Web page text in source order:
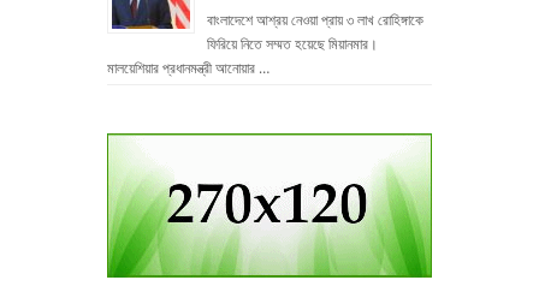
বাংলাদেশে আশ্রয় নেওয়া প্রায় ৩ লাখ রোহিঙ্গাকে
ফিরিয়ে নিতে সম্মত হয়েছে মিয়ানমার।
মালয়েশিয়ার প্রধানমন্ত্রী আনোয়ার …